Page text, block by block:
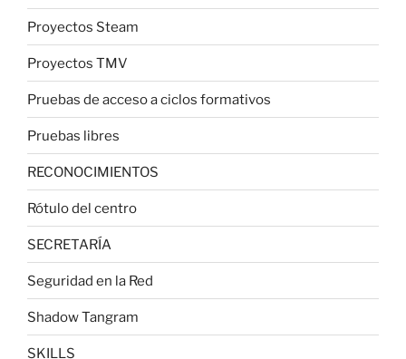
Proyectos Steam
Proyectos TMV
Pruebas de acceso a ciclos formativos
Pruebas libres
RECONOCIMIENTOS
Rótulo del centro
SECRETARÍA
Seguridad en la Red
Shadow Tangram
SKILLS